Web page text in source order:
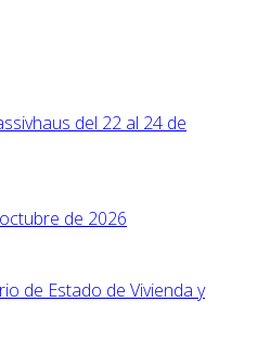
del 22 al 24 de
de 2026
de Estado de Vivienda y